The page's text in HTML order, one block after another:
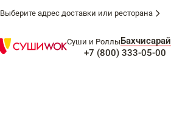
Выберите адрес доставки или ресторана
Суши и РоллыБахчисарай
+7 (800) 333-05-00